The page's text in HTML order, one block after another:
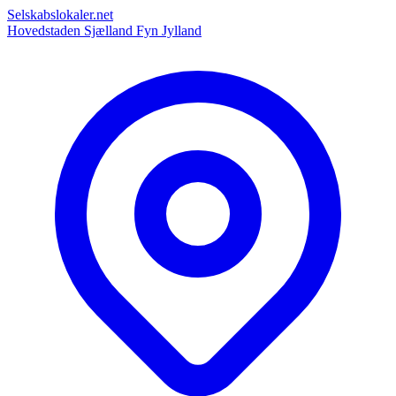
Selskabslokaler.net
Hovedstaden Sjælland Fyn Jylland